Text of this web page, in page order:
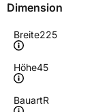
Dimension
Breite225
Höhe45
BauartR